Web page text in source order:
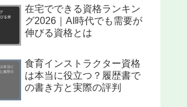
在宅でできる資格ランキン
グ2026｜AI時代でも需要が
伸びる資格とは
食育インストラクター資格
は本当に役立つ？履歴書で
の書き方と実際の評判